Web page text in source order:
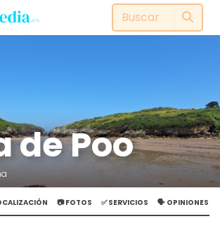
de Poo
📷 FOTOS ✅ SERVICIOS 🗣️ OPINIONES